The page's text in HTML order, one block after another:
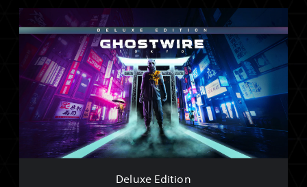
e
e
o
Deluxe Edition